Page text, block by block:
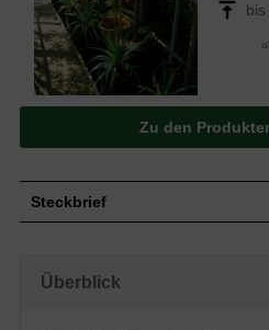
Zu den
Steckbrief
Wuchs
Überblick